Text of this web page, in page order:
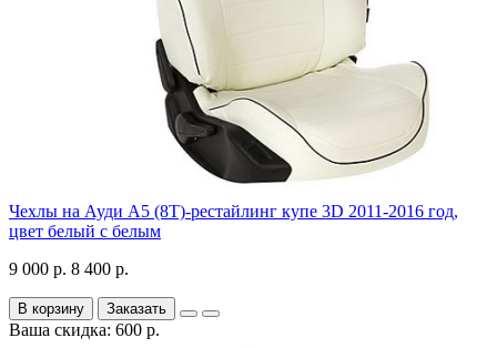
Чехлы на Ауди А5 (8Т)-рестайлинг купе 3D 2011-2016 год,
цвет белый с белым
9 000 р. 8 400 р.
В корзину Заказать
Ваша скидка: 600 р.